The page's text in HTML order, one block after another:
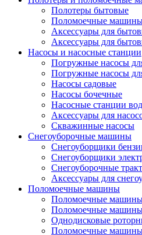
Полотеры бытовые
Поломоечные
Аксессуары для
Аксессуары для
Насосы и насосные станции
Погружные насосы
Погружные насосы
Насосы садовые
Насосы бочечные
Насосные станции
Аксессуары для
Скважинные насосы
Снегоуборочные машины
Снегоуборщики
Снегоуборщики
Снегоуборочные
Аксессуары для
Поломоечные машины
Поломоечные машины
Поломоечные машины
Однодисковые
Поломоечные